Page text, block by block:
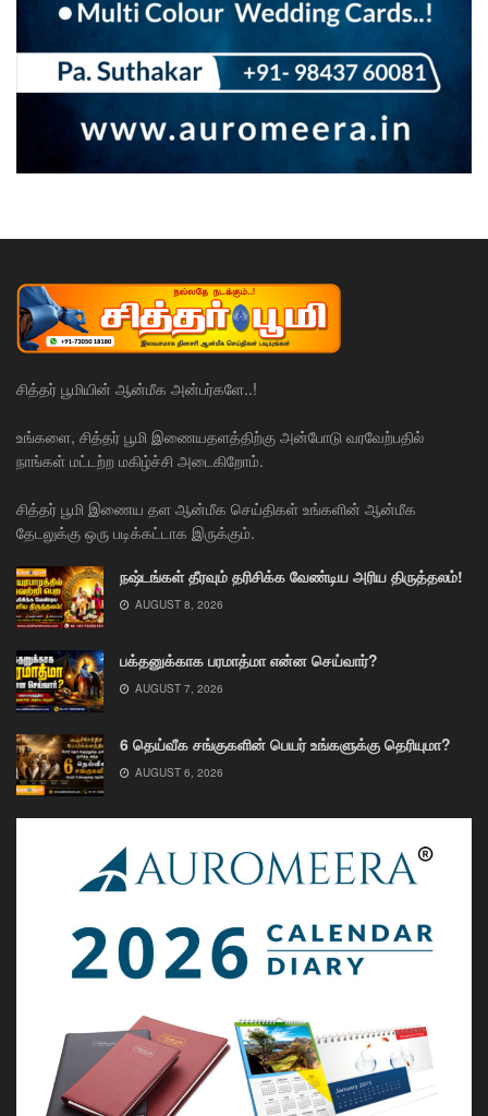
சித்தர் பூமியின் ஆன்மீக அன்பர்களே..!
உங்களை, சித்தர் பூமி இணையதளத்திற்கு அன்போடு வரவேற்பதில்
நாங்கள் மட்டற்ற மகிழ்ச்சி அடைகிறோம்.
சித்தர் பூமி இணைய தள ஆன்மீக செய்திகள் உங்களின் ஆன்மீக
தேடலுக்கு ஒரு படிக்கட்டாக இருக்கும்.
நஷ்டங்கள் தீரவும் தரிசிக்க வேண்டிய அரிய திருத்தலம்!
AUGUST 8, 2026
பக்தனுக்காக பரமாத்மா என்ன செய்வார்?
AUGUST 7, 2026
6 தெய்வீக சங்குகளின் பெயர் உங்களுக்கு தெரியுமா?
AUGUST 6, 2026